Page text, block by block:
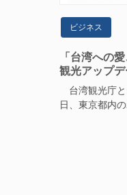
ビジネス
「台湾への
観光アップ
台湾観光庁と
日、東京都内